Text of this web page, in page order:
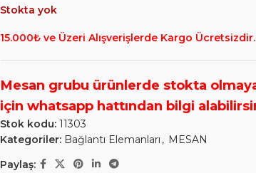
Stokta yok
15.000₺ ve Üzeri Alışverişlerde Kargo Ücretsizdir.
Stok kodu: 11303
Kategoriler: Bağlantı Elemanları , MESAN
Paylaş: